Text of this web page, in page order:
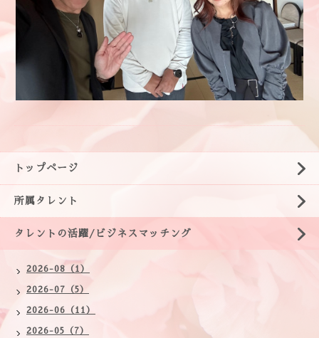
トップページ
所属タレント
タレントの活躍/ビジネスマッチング
2026-08（1）
2026-07（5）
2026-06（11）
2026-05（7）